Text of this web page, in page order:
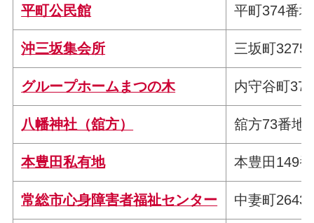
平町公民館 平町374番地
沖三坂集会所 三坂町3275
グループホームまつの木 内守谷町
八幡神社（舘方） 舘方73番地
本豊田私有地 本豊田149
常総市心身障害者福祉センター 中妻町2643